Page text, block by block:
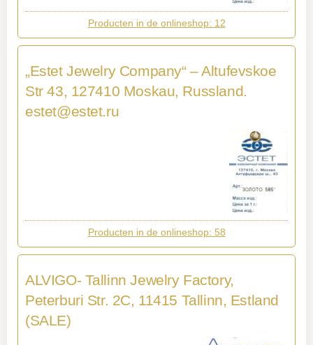
Producten in de onlineshop: 12
„Estet Jewelry Company“ – Altufevskoe
Str 43, 127410 Moskau, Russland.
estet@estet.ru
Producten in de onlineshop: 58
ALVIGO- Tallinn Jewelry Factory,
Peterburi Str. 2C, 11415 Tallinn, Estland
(SALE)